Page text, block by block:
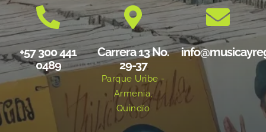
+57 300 441
0489
Carrera 13 No.
29-37
Parque Uribe -
Armenia,
Quindío